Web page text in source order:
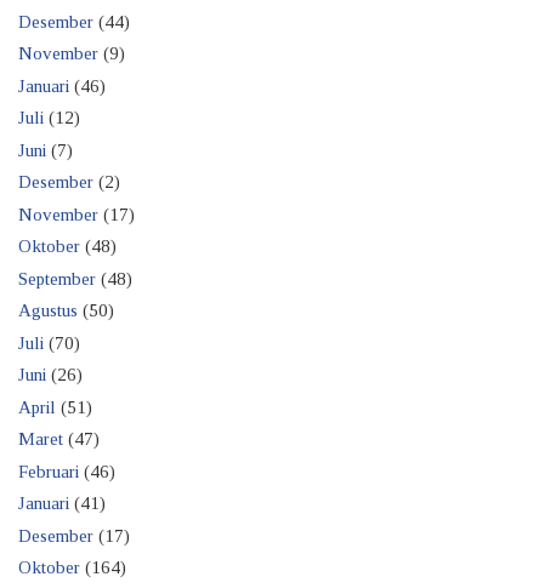
Desember (44)
November (9)
Januari (46)
Juli (12)
Juni (7)
Desember (2)
November (17)
Oktober (48)
September (48)
Agustus (50)
Juli (70)
Juni (26)
April (51)
Maret (47)
Februari (46)
Januari (41)
Desember (17)
Oktober (164)